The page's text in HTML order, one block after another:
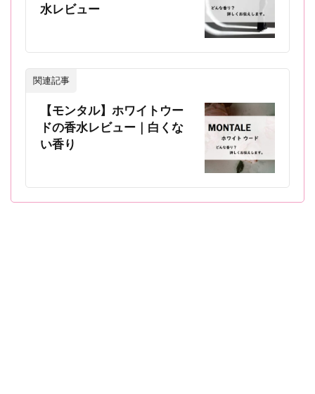
水レビュー
関連記事
【モンタル】ホワイトウー
ドの香水レビュー｜白くな
い香り